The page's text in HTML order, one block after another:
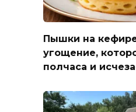
Пышки на
угощение,
полчаса и